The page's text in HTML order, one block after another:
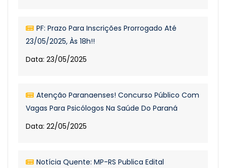
PF: Prazo Para Inscrições Prorrogado Até
23/05/2025, Às 18h!!
Data: 23/05/2025
Atenção Paranaenses! Concurso Público Com
Vagas Para Psicólogos Na Saúde Do Paraná
Data: 22/05/2025
Notícia Quente: MP-RS Publica Edital